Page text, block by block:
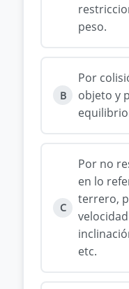
peso.
B
Por
objeto y
C
Por no
en lo
terrero,
etc.